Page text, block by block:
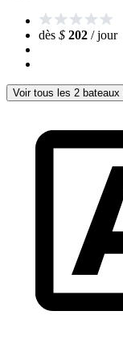
dès $ 202 / jour
Voir tous les 2 bateaux